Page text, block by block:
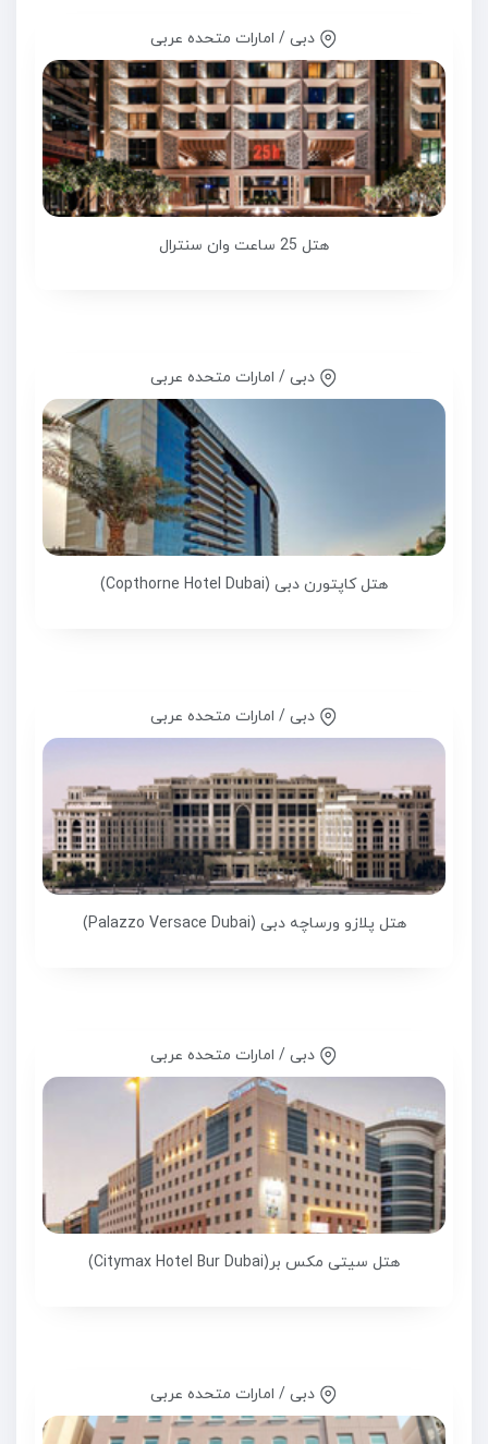
دبی / امارات متحده عربی
هتل 25 ساعت وان سنترال
دبی / امارات متحده عربی
هتل کاپتورن دبی (Copthorne Hotel Dubai)
دبی / امارات متحده عربی
هتل پلازو ورساچه دبی (Palazzo Versace Dubai)
دبی / امارات متحده عربی
هتل سیتی مکس بر(Citymax Hotel Bur Dubai)
دبی / امارات متحده عربی